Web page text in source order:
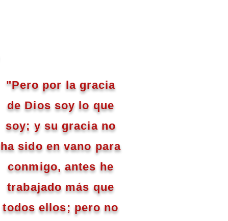
"Pero por la gracia
de Dios soy lo que
soy; y su gracia no
ha sido en vano para
conmigo, antes he
trabajado más que
todos ellos; pero no